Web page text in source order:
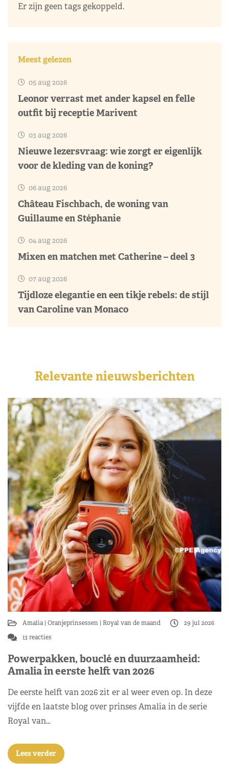
Er zijn geen tags gekoppeld.
Meest gelezen
05 aug 2026
Leonor verrast met ander kapsel en felle
outfit bij receptie Marivent
03 aug 2026
Nieuwe lezersvraag: wie zorgt er eigenlijk
voor de kleding van de koning?
06 aug 2026
Château Fischbach, de woning van
Guillaume en Stéphanie
04 aug 2026
Mixen en matchen met Catherine – deel 3
07 aug 2026
Tijdloze elegantie en een tikje rebels: de stijl
van Caroline van Monaco
Relevante nieuwsberichten
Amalia Oranjeprinsessen Royal van de maand
29 jul 2026
13 reacties
Powerpakken, bouclé en duurzaamheid:
Amalia in eerste helft van 2026
De eerste helft van 2026 zit er al weer even op. In deze
vijfde en laatste blog over prinses Amalia in de serie
Royal van…
Lees verder